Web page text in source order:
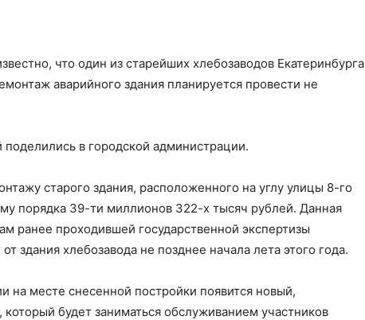
что один из старейших хлебозаводов Екатеринбурга
аварийного здания планируется провести не
в городской администрации.
старого здания, расположенного на углу улицы 8-го
порядка 39-ти миллионов 322-х тысяч рублей. Данная
ранее проходившей государственной экспертизы
здания хлебозавода не позднее начала лета этого года.
на месте снесенной постройки появится новый,
будет заниматься обслуживанием участников